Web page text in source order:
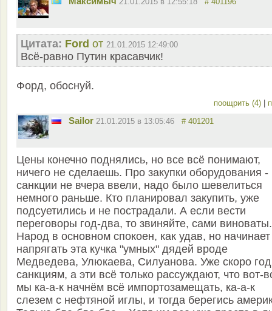
Цитата: Ford от 21.01.2015 12:49:00
Всё-равно Путин красавчик!
Форд, обоснуй.
поощрить (4)
Sailor 21.01.2015 в 13:05:46 # 401201
Цены конечно поднялись, но все всё понимают,
ничего не сделаешь. Про закупки оборудования -
санкции не вчера ввели, надо было шевелиться
немного раньше. Кто планировал закупить, уже
подсуетились и не пострадали. А если вести
переговоры год-два, то звиняйте, сами
Народ в основном спокоен, как удав, но начинает
напрягать эта кучка "умных" дядей вроде
Медведева, Улюкаева, Силуанова. Уже скоро год
санкциям, а эти всё только рассуждают, что вот-
мы ка-а-к начнём всё импортозамещать, ка-а-к
слезем с нефтяной иглы, и тогда берегись